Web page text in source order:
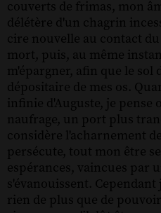
couverts de frimas, mon
délétère d'un chagrin
cire nouvelle au contact
mort, puis, au même
m'épargner, afin que le sol
dépositaire de mes os.
infinie d'Auguste, je
naufrage, un port plus
considère l'acharnement
persécute, tout mon être
espérances, vaincues par
s'évanouissent.
rien de plus que de